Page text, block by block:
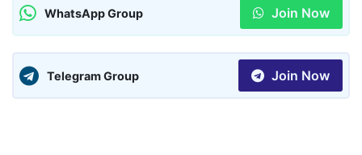
WhatsApp Group Join Now
Telegram Group Join Now